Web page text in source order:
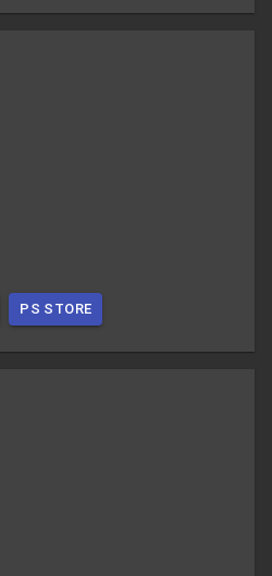
PS STORE